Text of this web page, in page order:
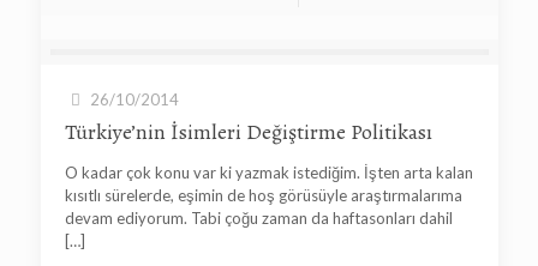
26/10/2014
Türkiye’nin İsimleri Değiştirme Politikası
O kadar çok konu var ki yazmak istediğim. İşten arta kalan
kısıtlı sürelerde, eşimin de hoş görüsüyle araştırmalarıma
devam ediyorum. Tabi çoğu zaman da haftasonları dahil
[…]